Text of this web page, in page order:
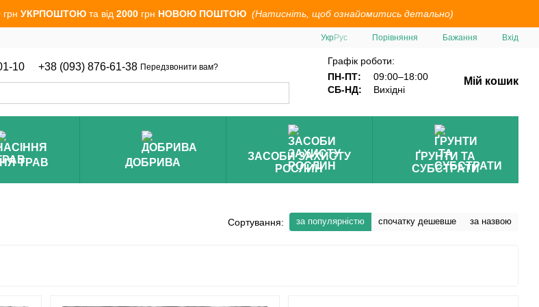
грн УКРПОШТОЮта від 2000грн НОВОЮ ПОШТОЮ (Натисніть, щоб ознайомитись детально)
УкрРус Порівняння Бажання Вхід
10 +38 (093) 876-61-38 Передзвонити вам?
Графік роботи:
ПН-ПТ:
09:00–18:00
СБ-НД:
Вихідні
Мій кошик
ТРАВ ДОБРИВА
ЗАСОБИ ЗАХИСТУ
РОСЛИН
ҐРУНТИ ТА
СУБСТРАТИ
Сортування: за популярністю спочатку дешевше за назвою